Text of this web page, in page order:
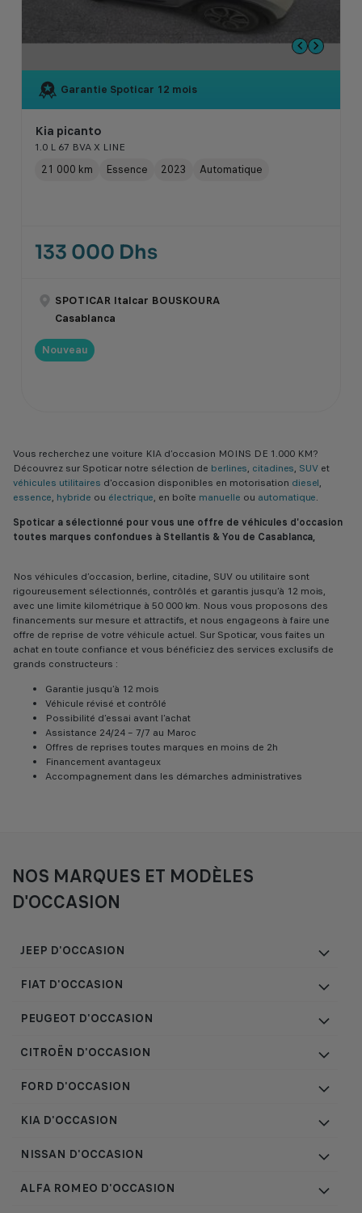
Garantie Spoticar 12 mois
Kia picanto
1.0 L 67 BVA X LINE
21 000 km Essence 2023 Automatique
133 000 Dhs
SPOTICAR Italcar BOUSKOURA
Casablanca
Nouveau
Vous recherchez une voiture KIA d’occasion MOINS DE 1.000 KM?
Découvrez sur Spoticar notre sélection de berlines, citadines, SUV et
véhicules utilitaires d'occasion disponibles en motorisation diesel,
essence, hybride ou électrique, en boîte manuelle ou automatique.
Spoticar a sélectionné pour vous une offre de véhicules d'occasion
toutes marques confondues à Stellantis & You de Casablanca,
Nos véhicules d’occasion, berline, citadine, SUV ou utilitaire sont
rigoureusement sélectionnés, contrôlés et garantis jusqu’à 12 mois,
avec une limite kilométrique à 50 000 km. Nous vous proposons des
financements sur mesure et attractifs, et nous engageons à faire une
offre de reprise de votre véhicule actuel. Sur Spoticar, vous faites un
achat en toute confiance et vous bénéficiez des services exclusifs de
grands constructeurs :
Garantie jusqu’à 12 mois
Véhicule révisé et contrôlé
Possibilité d’essai avant l’achat
Assistance 24/24 – 7/7 au Maroc
Offres de reprises toutes marques en moins de 2h
Financement avantageux
Accompagnement dans les démarches administratives
NOS MARQUES ET MODÈLES
D'OCCASION
JEEP D'OCCASION
FIAT D'OCCASION
PEUGEOT D'OCCASION
CITROËN D'OCCASION
FORD D'OCCASION
KIA D'OCCASION
NISSAN D'OCCASION
ALFA ROMEO D'OCCASION